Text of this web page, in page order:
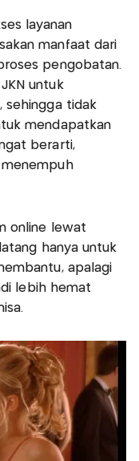
layanan
manfaat dari
pengobatan.
untuk
sehingga tidak
mendapatkan
berarti,
online lewat
hanya untuk
apalagi
lebih hemat